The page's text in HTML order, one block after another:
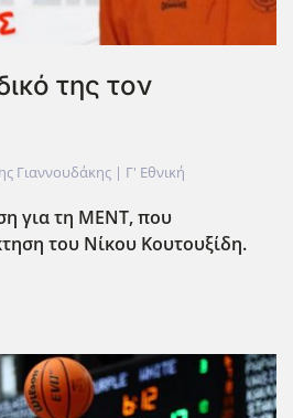
της τον
Γιαννουδάκης | Γ' Εθνική
για τη ΜΕΝΤ, που
του Νίκου Κουτουξίδη.